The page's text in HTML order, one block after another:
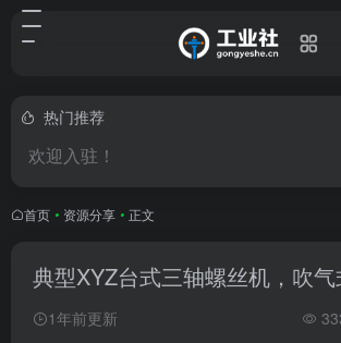
热门推荐
欢迎入驻！
首页 • 资源分享 • 正文
典型XYZ台式三轴螺丝机，吹
1年前更新